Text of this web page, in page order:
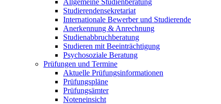
Allgemeine Studienberatung
Studierendensekretariat
Internationale Bewerber und Studierende
Anerkennung & Anrechnung
Studienabbruchberatung
Studieren mit Beeinträchtigung
Psychosoziale Beratung
Prüfungen und Termine
Aktuelle Prüfungsinformationen
Prüfungspläne
Prüfungsämter
Noteneinsicht